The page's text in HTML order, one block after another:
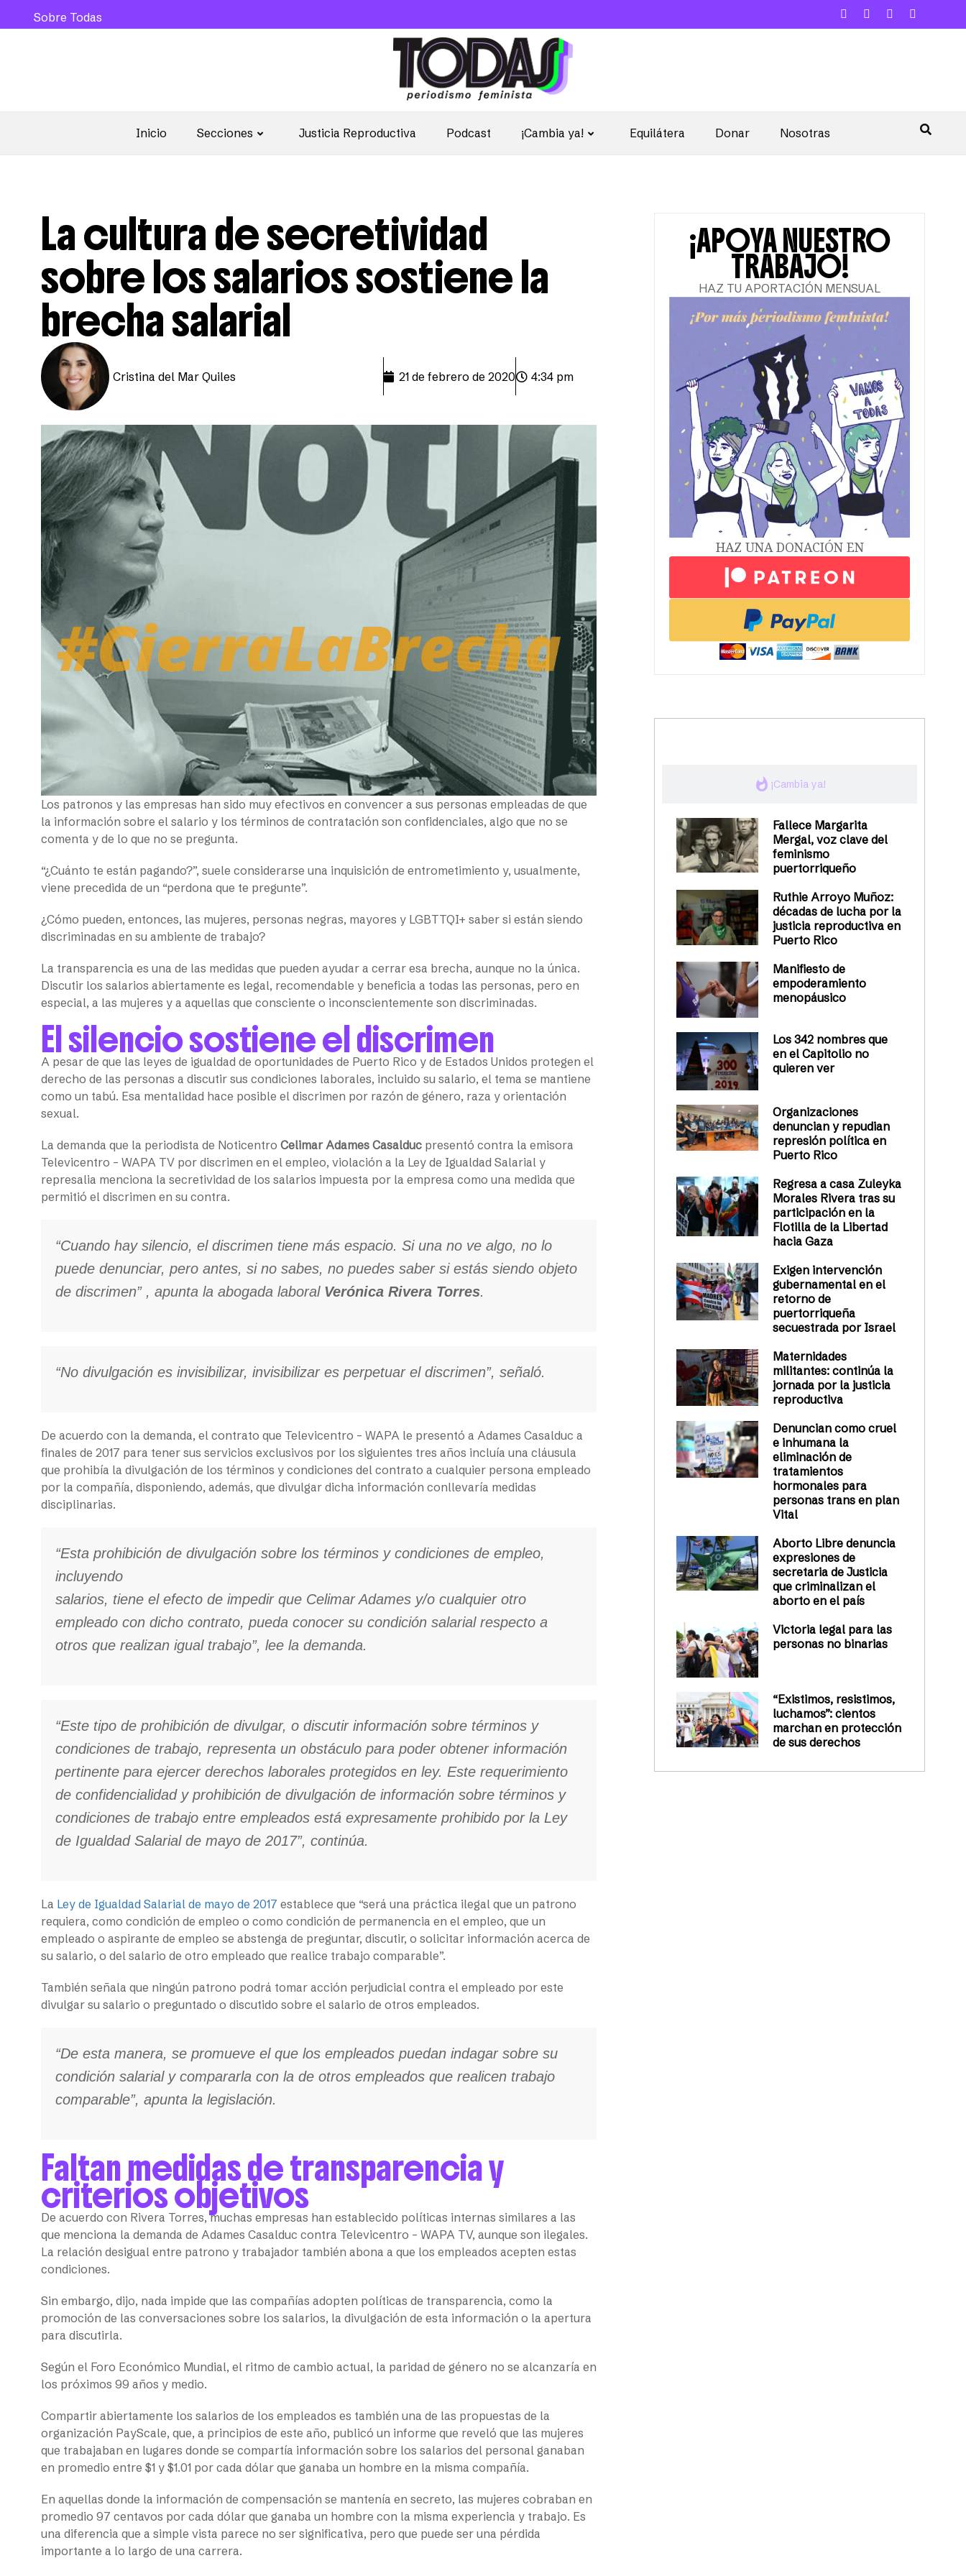
Inicio Secciones Justicia Reproductiva Podcast ¡Cambia ya! Equilátera Donar Nosotras
Sobre Todas
La cultura de secretividad
sobre los salarios sostiene la
brecha salarial
Cristina del Mar Quiles 21 de febrero de 2020 4:34 pm
Los patronos y las empresas han sido muy efectivos en convencer a sus personas empleadas de que
la información sobre el salario y los términos de contratación son confidenciales, algo que no se
comenta y de lo que no se pregunta.
“¿Cuánto te están pagando?”, suele considerarse una inquisición de entrometimiento y, usualmente,
viene precedida de un “perdona que te pregunte”.
¿Cómo pueden, entonces, las mujeres, personas negras, mayores y LGBTTQI+ saber si están siendo
discriminadas en su ambiente de trabajo?
La transparencia es una de las medidas que pueden ayudar a cerrar esa brecha, aunque no la única.
Discutir los salarios abiertamente es legal, recomendable y beneficia a todas las personas, pero en
especial, a las mujeres y a aquellas que consciente o inconscientemente son discriminadas.
El silencio sostiene el discrimen
A pesar de que las leyes de igualdad de oportunidades de Puerto Rico y de Estados Unidos protegen el
derecho de las personas a discutir sus condiciones laborales, incluido su salario, el tema se mantiene
como un tabú. Esa mentalidad hace posible el discrimen por razón de género, raza y orientación
sexual.
La demanda que la periodista de Noticentro Celimar Adames Casalduc presentó contra la emisora
Televicentro – WAPA TV por discrimen en el empleo, violación a la Ley de Igualdad Salarial y
represalia menciona la secretividad de los salarios impuesta por la empresa como una medida que
permitió el discrimen en su contra.
“Cuando hay silencio, el discrimen tiene más espacio. Si una no ve algo, no lo
puede denunciar, pero antes, si no sabes, no puedes saber si estás siendo objeto
de discrimen” , apunta la abogada laboral Verónica Rivera Torres.
“No divulgación es invisibilizar, invisibilizar es perpetuar el discrimen”, señaló.
De acuerdo con la demanda, el contrato que Televicentro – WAPA le presentó a Adames Casalduc a
finales de 2017 para tener sus servicios exclusivos por los siguientes tres años incluía una cláusula
que prohibía la divulgación de los términos y condiciones del contrato a cualquier persona empleado
por la compañía, disponiendo, además, que divulgar dicha información conllevaría medidas
disciplinarias.
“Esta prohibición de divulgación sobre los términos y condiciones de empleo,
incluyendo
salarios, tiene el efecto de impedir que Celimar Adames y/o cualquier otro
empleado con dicho contrato, pueda conocer su condición salarial respecto a
otros que realizan igual trabajo”, lee la demanda.
“Este tipo de prohibición de divulgar, o discutir información sobre términos y
condiciones de trabajo, representa un obstáculo para poder obtener información
pertinente para ejercer derechos laborales protegidos en ley. Este requerimiento
de confidencialidad y prohibición de divulgación de información sobre términos y
condiciones de trabajo entre empleados está expresamente prohibido por la Ley
de Igualdad Salarial de mayo de 2017”, continúa.
La Ley de Igualdad Salarial de mayo de 2017 establece que “será una práctica ilegal que un patrono
requiera, como condición de empleo o como condición de permanencia en el empleo, que un
empleado o aspirante de empleo se abstenga de preguntar, discutir, o solicitar información acerca de
su salario, o del salario de otro empleado que realice trabajo comparable”.
También señala que ningún patrono podrá tomar acción perjudicial contra el empleado por este
divulgar su salario o preguntado o discutido sobre el salario de otros empleados.
“De esta manera, se promueve el que los empleados puedan indagar sobre su
condición salarial y compararla con la de otros empleados que realicen trabajo
comparable”, apunta la legislación.
Faltan medidas de transparencia y
criterios objetivos
De acuerdo con Rivera Torres, muchas empresas han establecido políticas internas similares a las
que menciona la demanda de Adames Casalduc contra Televicentro – WAPA TV, aunque son ilegales.
La relación desigual entre patrono y trabajador también abona a que los empleados acepten estas
condiciones.
Sin embargo, dijo, nada impide que las compañías adopten políticas de transparencia, como la
promoción de las conversaciones sobre los salarios, la divulgación de esta información o la apertura
para discutirla.
Según el Foro Económico Mundial, el ritmo de cambio actual, la paridad de género no se alcanzaría en
los próximos 99 años y medio.
Compartir abiertamente los salarios de los empleados es también una de las propuestas de la
organización PayScale, que, a principios de este año, publicó un informe que reveló que las mujeres
que trabajaban en lugares donde se compartía información sobre los salarios del personal ganaban
en promedio entre $1 y $1.01 por cada dólar que ganaba un hombre en la misma compañía.
En aquellas donde la información de compensación se mantenía en secreto, las mujeres cobraban en
promedio 97 centavos por cada dólar que ganaba un hombre con la misma experiencia y trabajo. Es
una diferencia que a simple vista parece no ser significativa, pero que puede ser una pérdida
importante a lo largo de una carrera.
¡APOYA NUESTRO
TRABAJO!
HAZ TU APORTACIÓN MENSUAL
HAZ UNA DONACIÓN EN
whatshot ¡Cambia ya!
Fallece Margarita
Mergal, voz clave del
feminismo
puertorriqueño
Ruthie Arroyo Muñoz:
décadas de lucha por la
justicia reproductiva en
Puerto Rico
Manifiesto de
empoderamiento
menopáusico
Los 342 nombres que
en el Capitolio no
quieren ver
Organizaciones
denuncian y repudian
represión política en
Puerto Rico
Regresa a casa Zuleyka
Morales Rivera tras su
participación en la
Flotilla de la Libertad
hacia Gaza
Exigen intervención
gubernamental en el
retorno de
puertorriqueña
secuestrada por Israel
Maternidades
militantes: continúa la
jornada por la justicia
reproductiva
Denuncian como cruel
e inhumana la
eliminación de
tratamientos
hormonales para
personas trans en plan
Vital
Aborto Libre denuncia
expresiones de
secretaria de Justicia
que criminalizan el
aborto en el país
Victoria legal para las
personas no binarias
“Existimos, resistimos,
luchamos”: cientos
marchan en protección
de sus derechos